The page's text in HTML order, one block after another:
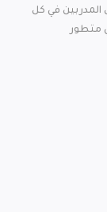
في كل
متطور